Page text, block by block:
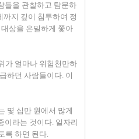
들을 관찰하고 탐문하
지 깊이 침투하여 정
상을 은밀하게 쫓아
가 얼마나 위험천만하
하던 사람들이다. 이
몇 십만 원에서 많게
이라는 것이다. 일자리
록 하면 된다.